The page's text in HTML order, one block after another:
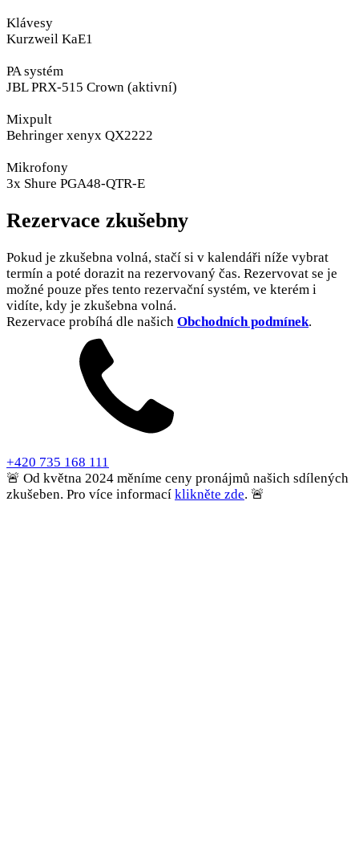
Klávesy
Kurzweil KaE1
PA systém
JBL PRX-515 Crown (aktivní)
Mixpult
Behringer xenyx QX2222
Mikrofony
3x Shure PGA48-QTR-E
Rezervace zkušebny
Pokud je zkušebna volná, stačí si v kalendáři níže vybrat
termín a poté dorazit na rezervovaný čas. Rezervovat se je
možné pouze přes tento rezervační systém, ve kterém i
vidíte, kdy je zkušebna volná.
Rezervace probíhá dle našich Obchodních podmínek.
+420 735 168 111
🚨 Od května 2024 měníme ceny pronájmů našich sdílených
zkušeben. Pro více informací klikněte zde. 🚨